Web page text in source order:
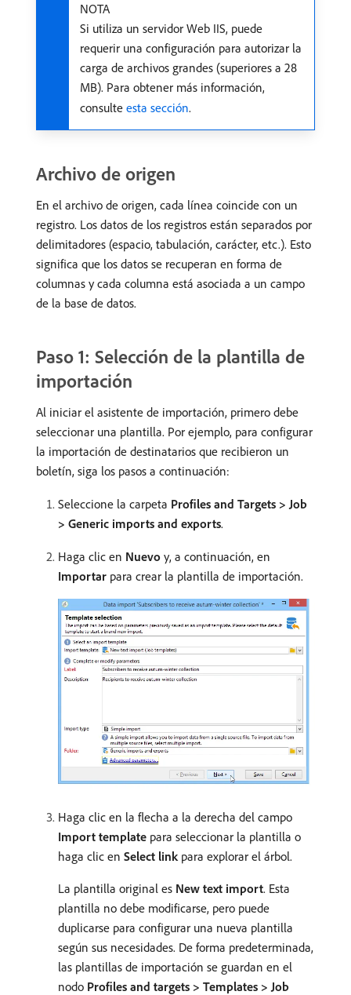
NOTA
Si utiliza un servidor Web IIS, puede
requerir una configuración para autorizar la
carga de archivos grandes (superiores a 28
MB). Para obtener más información,
consulte esta sección.
Archivo de origen
En el archivo de origen, cada línea coincide con un
registro. Los datos de los registros están separados por
delimitadores (espacio, tabulación, carácter, etc.). Esto
significa que los datos se recuperan en forma de
columnas y cada columna está asociada a un campo
de la base de datos.
Paso 1: Selección de la plantilla de
importación
Al iniciar el asistente de importación, primero debe
seleccionar una plantilla. Por ejemplo, para configurar
la importación de destinatarios que recibieron un
boletín, siga los pasos a continuación:
Seleccione la carpeta Profiles and Targets > Job
> Generic imports and exports.
Haga clic en Nuevo y, a continuación, en
Importar para crear la plantilla de importación.
Haga clic en la flecha a la derecha del campo
Import template para seleccionar la plantilla o
haga clic en Select link para explorar el árbol.
La plantilla original es New text import. Esta
plantilla no debe modificarse, pero puede
duplicarse para configurar una nueva plantilla
según sus necesidades. De forma predeterminada,
las plantillas de importación se guardan en el
nodo Profiles and targets > Templates > Job